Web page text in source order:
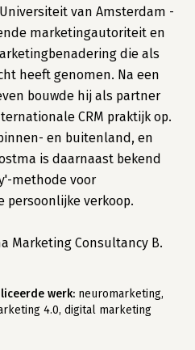
van Amsterdam -
marketingautoriteit en
die als
heeft genomen. Na een
bouwde hij als partner
CRM praktijk op.
en buitenland, en
is daarnaast bekend
methode voor
persoonlijke verkoop.
Marketing Consultancy B.
werk: neuromarketing,
4.0, digital marketing